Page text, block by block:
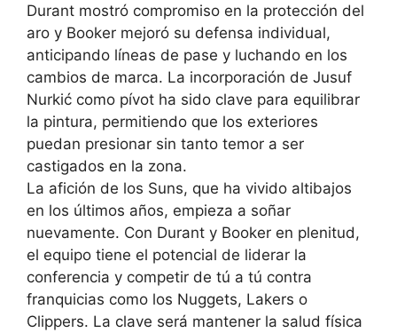
Durant mostró compromiso en la protección del
aro y Booker mejoró su defensa individual,
anticipando líneas de pase y luchando en los
cambios de marca. La incorporación de Jusuf
Nurkić como pívot ha sido clave para equilibrar
la pintura, permitiendo que los exteriores
puedan presionar sin tanto temor a ser
castigados en la zona.
La afición de los Suns, que ha vivido altibajos
en los últimos años, empieza a soñar
nuevamente. Con Durant y Booker en plenitud,
el equipo tiene el potencial de liderar la
conferencia y competir de tú a tú contra
franquicias como los Nuggets, Lakers o
Clippers. La clave será mantener la salud física